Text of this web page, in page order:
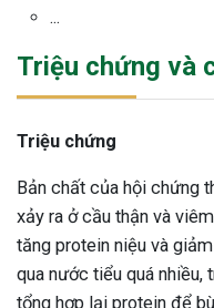
...
Triệu chứng và
Triệu chứng
Bản chất của hội chứng
xảy ra ở cầu thận và
tăng protein niệu và
qua nước tiểu quá nhiều,
tổng hợp lại protein để